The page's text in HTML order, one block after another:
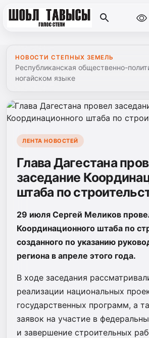
НОВОСТИ СТЕПНЫХ ЗЕМЕЛЬ
Республиканская общественно-
ногайском языке
ЛЕНТА НОВОСТЕЙ
Глава Дагестана
заседание
штаба по
29 июля Сергей Меликов
Координационного штаба по
созданного по указанию
региона в апреле этого года.
В ходе заседания
реализации национальных
государственных программ, а
заявок на участие в
и завершение строительных